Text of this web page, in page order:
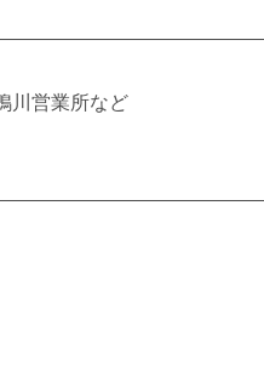
川営業所など